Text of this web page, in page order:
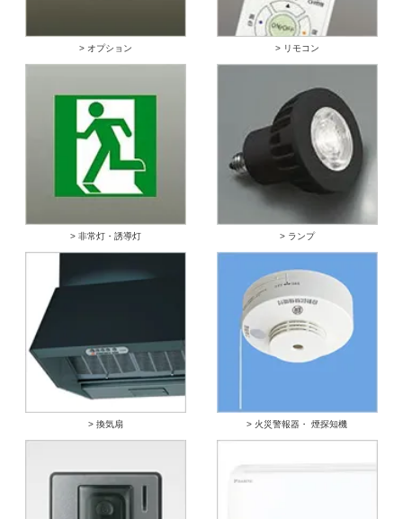
> オプション > リモコン
> 非常灯・誘導灯 > ランプ
> 換気扇 > 火災警報器・ 煙探知機